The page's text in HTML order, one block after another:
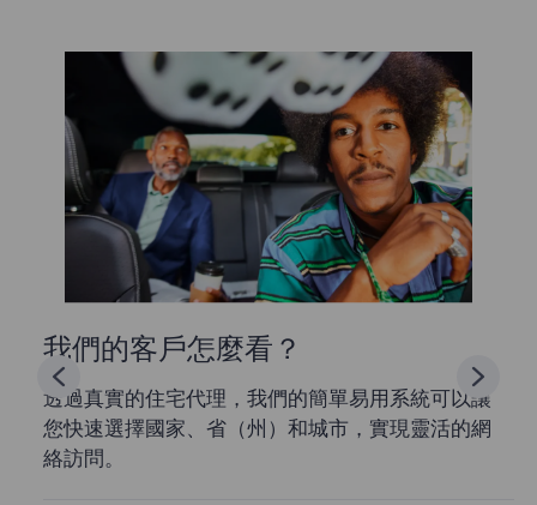
我們的客戶怎麼看？
透過真實的住宅代理，我們的簡單易用系統可以讓
您快速選擇國家、省（州）和城市，實現靈活的網
絡訪問。